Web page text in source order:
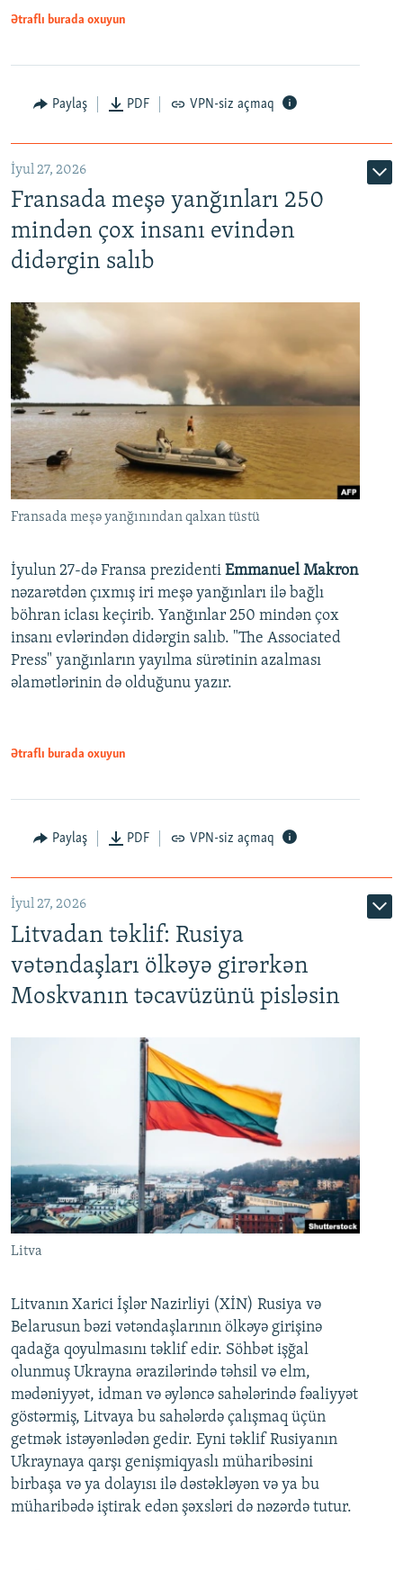
Ətraflı burada oxuyun
Paylaş PDF VPN-siz açmaq
İyul 27, 2026
Fransada meşə yanğınları 250
mindən çox insanı evindən
didərgin salıb
Fransada meşə yanğınından qalxan tüstü
İyulun 27-də Fransa prezidenti Emmanuel Makron
nəzarətdən çıxmış iri meşə yanğınları ilə bağlı
böhran iclası keçirib. Yanğınlar 250 mindən çox
insanı evlərindən didərgin salıb. "The Associated
Press" yanğınların yayılma sürətinin azalması
əlamətlərinin də olduğunu yazır.
Ətraflı burada oxuyun
Paylaş PDF VPN-siz açmaq
İyul 27, 2026
Litvadan təklif: Rusiya
vətəndaşları ölkəyə girərkən
Moskvanın təcavüzünü pisləsin
Litva
Litvanın Xarici İşlər Nazirliyi (XİN) Rusiya və
Belarusun bəzi vətəndaşlarının ölkəyə girişinə
qadağa qoyulmasını təklif edir. Söhbət işğal
olunmuş Ukrayna ərazilərində təhsil və elm,
mədəniyyət, idman və əyləncə sahələrində fəaliyyət
göstərmiş, Litvaya bu sahələrdə çalışmaq üçün
getmək istəyənlədən gedir. Eyni təklif Rusiyanın
Ukraynaya qarşı genişmiqyaslı müharibəsini
birbaşa və ya dolayısı ilə dəstəkləyən və ya bu
müharibədə iştirak edən şəxsləri də nəzərdə tutur.